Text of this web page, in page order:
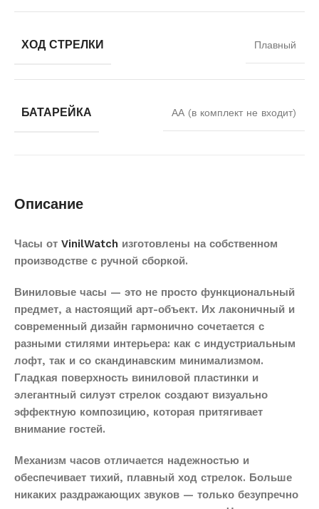
ХОД СТРЕЛКИ Плавный
БАТАРЕЙКА АА (в комплект не входит)
Описание
Часы от VinilWatch изготовлены на собственном
производстве с ручной сборкой.
Виниловые часы — это не просто функциональный
предмет, а настоящий арт-объект. Их лаконичный и
современный дизайн гармонично сочетается с
разными стилями интерьера: как с индустриальным
лофт, так и со скандинавским минимализмом.
Гладкая поверхность виниловой пластинки и
элегантный силуэт стрелок создают визуально
эффектную композицию, которая притягивает
внимание гостей.
Механизм часов отличается надежностью и
обеспечивает тихий, плавный ход стрелок. Больше
никаких раздражающих звуков — только безупречно